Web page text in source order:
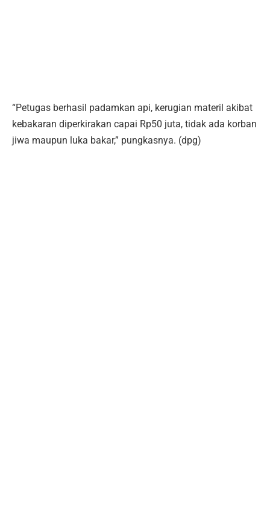
“Petugas berhasil padamkan api, kerugian materil akibat
kebakaran diperkirakan capai Rp50 juta, tidak ada korban
jiwa maupun luka bakar,” pungkasnya. (dpg)